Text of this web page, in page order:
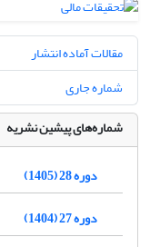
مقالات آماده انتشار
شماره جاری
شماره‌های پیشین نشریه
دوره 28 (1405)
دوره 27 (1404)